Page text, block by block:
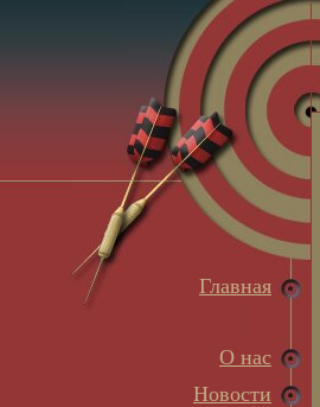
Главная
О нас
Новости